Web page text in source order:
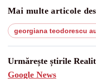
Mai multe articole
georgiana teodorescu
Urmărește știrile
Google News